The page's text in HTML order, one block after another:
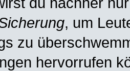
, um
zu
hervorrufen